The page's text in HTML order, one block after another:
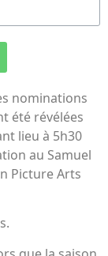
nominations
été révélées
lieu à 5h30
au Samuel
Picture Arts